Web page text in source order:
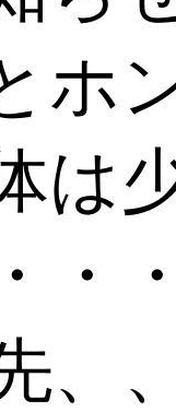
ホ
は
・
、